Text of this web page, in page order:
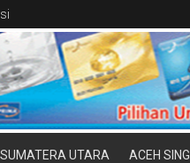
SUMATERA UTARA ACEH